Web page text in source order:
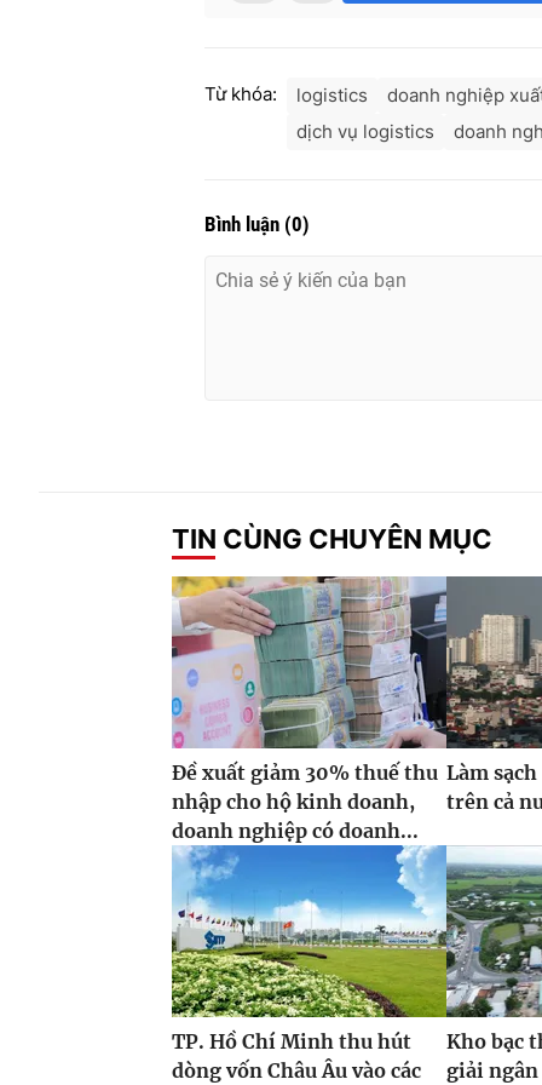
Từ khóa: logistics
doanh nghiệp
dịch vụ logistics
doanh
Bình luận (0)
TIN CÙNG CHUYÊN MỤC
Đề xuất giảm 30% thuế thu
nhập cho hộ kinh doanh,
doanh nghiệp có doanh...
Làm
trên cả
TP. Hồ Chí Minh thu hút
dòng vốn Châu Âu vào các
Kho bạc
giải ngân